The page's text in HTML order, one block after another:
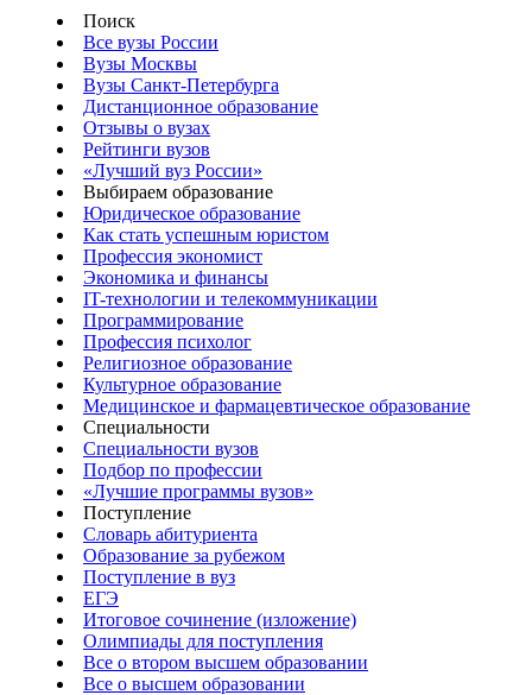
Поиск
Все вузы России
Вузы Москвы
Вузы Санкт-Петербурга
Дистанционное образование
Отзывы о вузах
Рейтинги вузов
«Лучший вуз России»
Выбираем образование
Юридическое образование
Как стать успешным юристом
Профессия экономист
Экономика и финансы
IT-технологии и телекоммуникации
Программирование
Профессия психолог
Религиозное образование
Культурное образование
Медицинское и фармацевтическое образование
Специальности
Специальности вузов
Подбор по профессии
«Лучшие программы вузов»
Поступление
Словарь абитуриента
Образование за рубежом
Поступление в вуз
ЕГЭ
Итоговое сочинение (изложение)
Олимпиады для поступления
Все о втором высшем образовании
Все о высшем образовании